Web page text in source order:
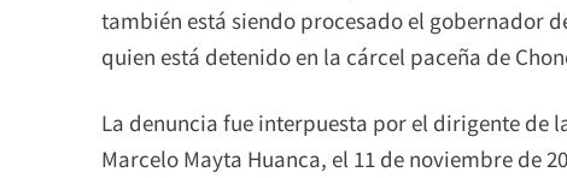
también está siendo procesado el gobernador
quien está detenido en la cárcel paceña de
La denuncia fue interpuesta por el dirigente de
Marcelo Mayta Huanca, el 11 de noviembre de